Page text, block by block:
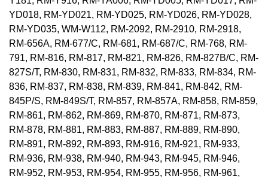
YD018, RM-YD021, RM-YD025, RM-YD026, RM-YD028,
RM-YD035, WM-W112, RM-2092, RM-2910, RM-2918,
RM-656A, RM-677/C, RM-681, RM-687/C, RM-768, RM-
791, RM-816, RM-817, RM-821, RM-826, RM-827B/C, RM-
827S/T, RM-830, RM-831, RM-832, RM-833, RM-834, RM-
836, RM-837, RM-838, RM-839, RM-841, RM-842, RM-
845P/S, RM-849S/T, RM-857, RM-857A, RM-858, RM-859,
RM-861, RM-862, RM-869, RM-870, RM-871, RM-873,
RM-878, RM-881, RM-883, RM-887, RM-889, RM-890,
RM-891, RM-892, RM-893, RM-916, RM-921, RM-933,
RM-936, RM-938, RM-940, RM-943, RM-945, RM-946,
RM-952, RM-953, RM-954, RM-955, RM-956, RM-961,